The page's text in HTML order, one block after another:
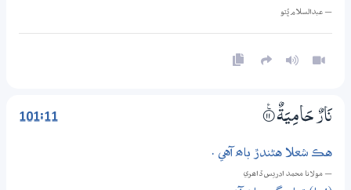
— عبدالسلام ڀُٽو
101:11 نَارٌ حَامِيَةٌ ۝ۧ11
هڪ شعلا هڻندڙ باھ آهي .
— مولانا محمد ادريس ڏاھري